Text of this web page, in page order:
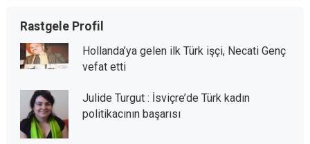
Rastgele Profil
Hollanda’ya gelen ilk Türk işçi, Necati Genç
vefat etti
Julide Turgut : İsviçre’de Türk kadın
politikacının başarısı